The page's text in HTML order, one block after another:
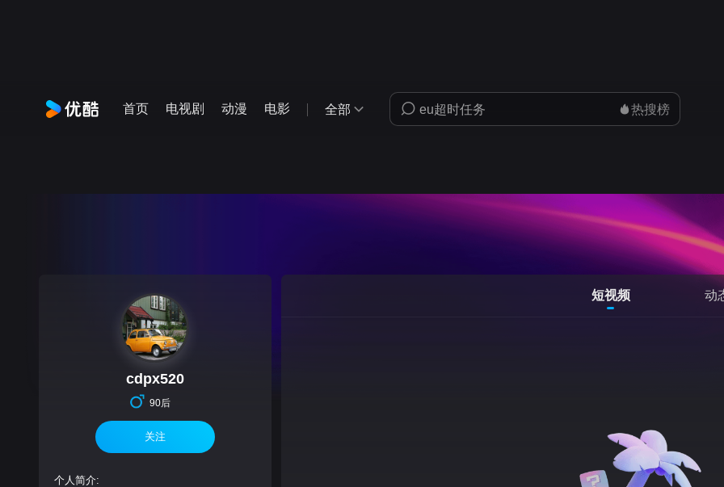
首页 电视剧 动漫 电影 全部 热搜榜
cdpx520
90后
关注
个人简介:
短视频 动